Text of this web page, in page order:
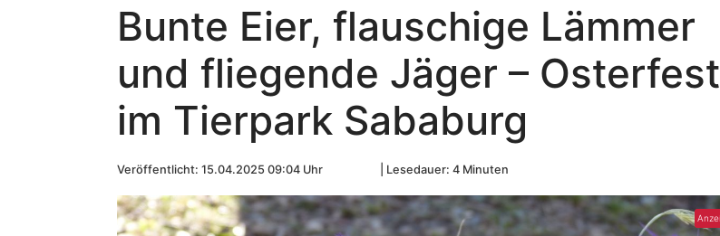
Bunte Eier, flauschige Lämmer
und fliegende Jäger – Osterfest
im Tierpark Sababurg
Veröffentlicht: 15.04.2025 09:04 Uhr Lesedauer: 4 Minuten